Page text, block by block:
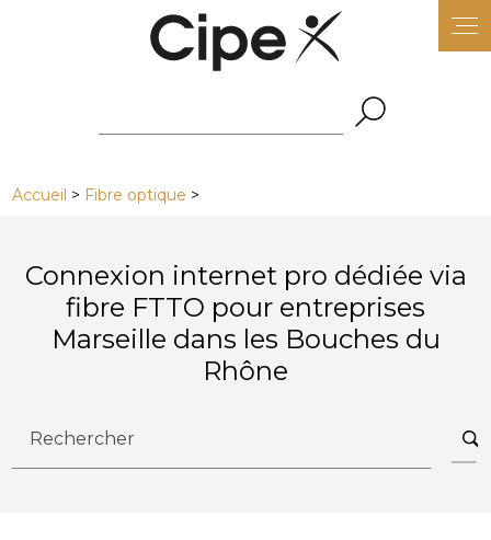
Accueil > Fibre optique >
Connexion internet pro dédiée via
fibre FTTO pour entreprises
Marseille dans les Bouches du
Rhône
Rechercher
Panneau de gestion des cookies